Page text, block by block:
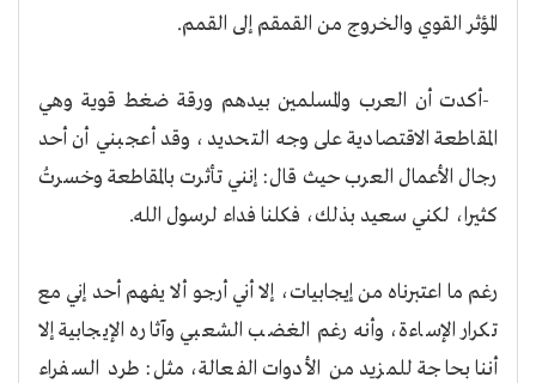
المؤثر القوي والخروج من القمقم إلى القمم.
-أكدت أن العرب والمسلمين بيدهم ورقة ضغط قوية وهي
المقاطعة الاقتصادية على وجه التحديد، وقد أعجبني أن أحد
رجال الأعمال العرب حيث قال: إنني تأثرت بالمقاطعة وخسرتُ
كثيرا، لكني سعيد بذلك، فكلنا فداء لرسول الله.
رغم ما اعتبرناه من إيجابيات، إلا أني أرجو ألا يفهم أحد إني مع
تكرار الإساءة، وأنه رغم الغضب الشعبي وآثاره الإيجابية إلا
أننا بحاجة للمزيد من الأدوات الفعالة، مثل: طرد السفراء